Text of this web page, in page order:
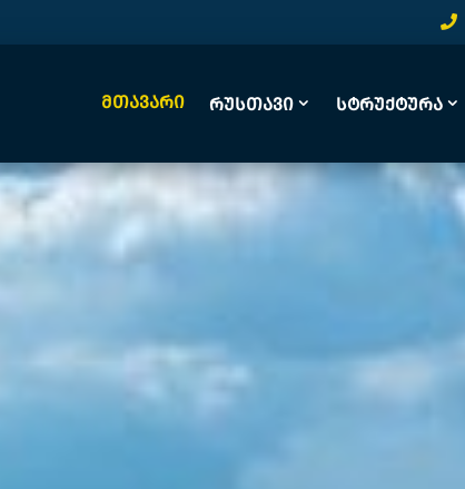
Მთავარი Რუსთავი Სტრუქტურა